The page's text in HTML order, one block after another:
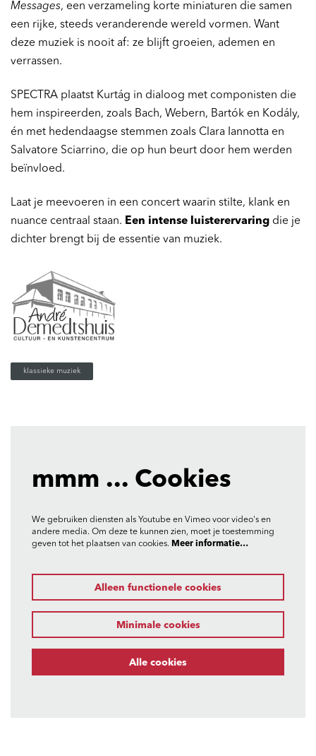
Messages, een verzameling korte miniaturen die samen
een rijke, steeds veranderende wereld vormen. Want
deze muziek is nooit af: ze blijft groeien, ademen en
verrassen.
SPECTRA plaatst Kurtág in dialoog met componisten die
hem inspireerden, zoals Bach, Webern, Bartók en Kodály,
én met hedendaagse stemmen zoals Clara Iannotta en
Salvatore Sciarrino, die op hun beurt door hem werden
beïnvloed.
Laat je meevoeren in een concert waarin stilte, klank en
nuance centraal staan. Een intense luisterervaring die je
dichter brengt bij de essentie van muziek.
klassieke muziek
mmm ... Cookies
We gebruiken diensten als Youtube en Vimeo voor video's en
andere media. Om deze te kunnen zien, moet je toestemming
geven tot het plaatsen van cookies. Meer informatie…
Alleen functionele cookies
Minimale cookies
Alle cookies
Inzoomen